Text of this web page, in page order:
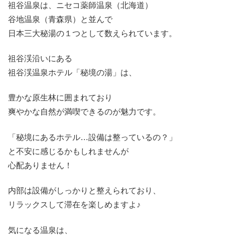
祖谷温泉は、ニセコ薬師温泉（北海道）
谷地温泉（青森県）と並んで
日本三大秘湯の１つとして数えられています。
祖谷渓沿いにある
祖谷渓温泉ホテル「秘境の湯」は、
豊かな原生林に囲まれており
爽やかな自然が満喫できるのが魅力です。
「秘境にあるホテル…設備は整っているの？」
と不安に感じるかもしれませんが
心配ありません！
内部は設備がしっかりと整えられており、
リラックスして滞在を楽しめますよ♪
気になる温泉は、